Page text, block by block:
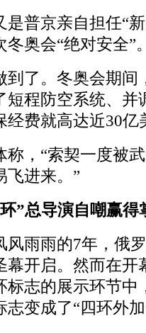
京亲自担任“新
奥会“绝对安全”。
了。冬奥会期间
短程防空系统、
费就高达近30亿
“索契一度被武
飞进来。”
”总导演自嘲赢得
雨的7年，俄罗
幕开启。然而在
标志的展示环节中
志变成了“四环外